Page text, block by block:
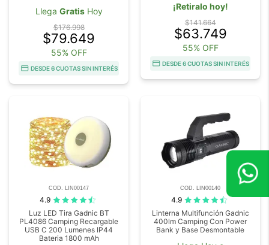
Llega GratisHoy
$176.998
$79.649
55% OFF
DESDE 6 CUOTAS SIN INTERÉS
¡Retiralo hoy!
$141.664
$63.749
55% OFF
DESDE 6 CUOTAS SIN INTERÉS
COD. LIN00147
4.9
Luz LED Tira Gadnic BT
PL4086 Camping Recargable
USB C 200 Lumenes IP44
Bateria 1800 mAh
COD. LIN00140
4.9
Linterna Multifunción Gadnic
400lm Camping Con Power
Bank y Base Desmontable